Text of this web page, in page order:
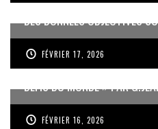
DES DONNÉES OBJECTIVES
FÉVRIER 17, 2026
« UN GOSIER FIER, FORT ET
DÉFIS DU MONDE » PAR
FÉVRIER 16, 2026